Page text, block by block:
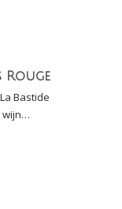
Rouge
Bastide